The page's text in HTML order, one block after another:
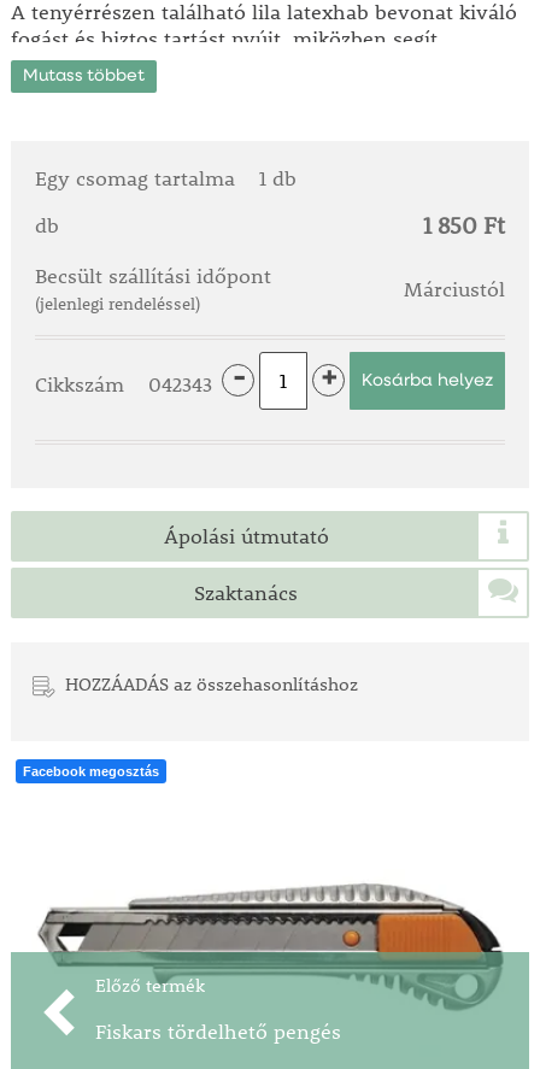
A tenyérrészen található lila latexhab bevonat kiváló
fogást és biztos tartást nyújt, miközben segít
megvédeni a kezet a nedvességtől és a
szennyeződésektől. A kesztyűt finom, lila virágminták
Miért jó választás a FLOWER LILA munkakesztyű?
- Varrás nélküli, kényelmes kialakítás
- Csúszásmentes latexhab bevonat
- Jó fogás nedves és száraz környezetben
Felhasználási terület
A FLOWER LILA női kerti kesztyű (7-es méret) ideális
választás, ha jól szellőző, kényelmes és dekoratív
munkakesztyűt keresel mindennapi kertészkedéshez.
Mutass többet
Egy csomag tartalma
1 db
db
1 850 Ft
Becsült szállítási időpont
(jelenlegi rendeléssel)
Márciustól
Cikkszám 042343 - +
Ápolási útmutató
Szaktanács
HOZZÁADÁS az összehasonlításhoz
Facebook megosztás
Előző termék
Fiskars tördelhető pengés